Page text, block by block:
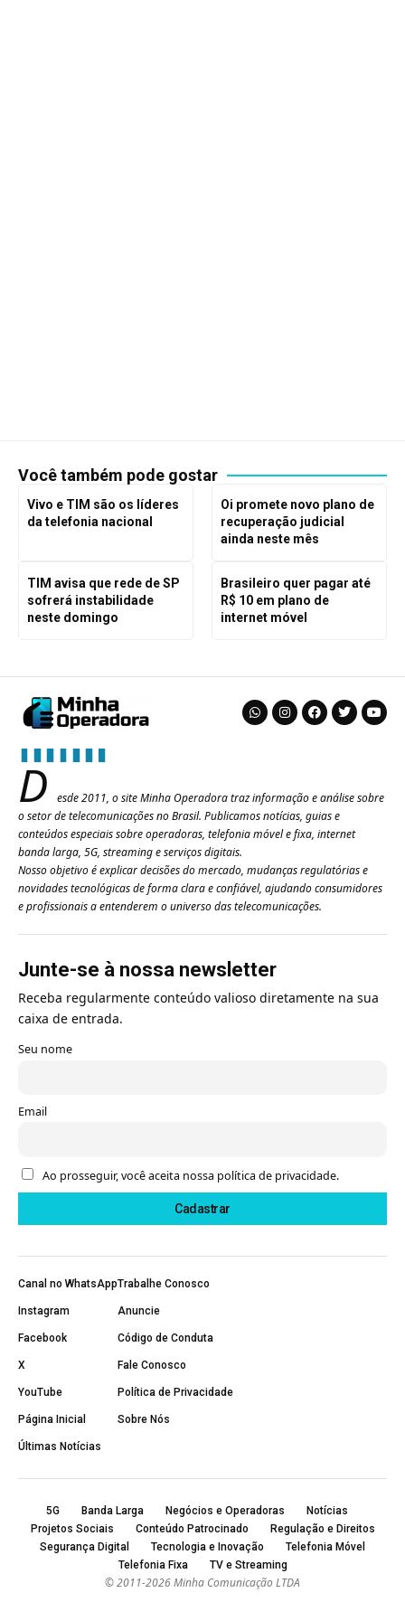
Você também pode gostar
Vivo e TIM são os líderes
da telefonia nacional
Oi promete novo plano de
recuperação judicial
ainda neste mês
TIM avisa que rede de SP
sofrerá instabilidade
neste domingo
Brasileiro quer pagar até
R$ 10 em plano de
internet móvel
D
esde 2011, o site Minha Operadora traz informação e análise sobre
o setor de telecomunicações no Brasil. Publicamos notícias, guias e
conteúdos especiais sobre operadoras, telefonia móvel e fixa, internet
banda larga, 5G, streaming e serviços digitais.
Nosso objetivo é explicar decisões do mercado, mudanças regulatórias e
novidades tecnológicas de forma clara e confiável, ajudando consumidores
e profissionais a entenderem o universo das telecomunicações.
Junte-se à nossa newsletter
Receba regularmente conteúdo valioso diretamente na sua
caixa de entrada.
Seu nome
Email
Ao prosseguir, você aceita nossa política de privacidade.
Canal no WhatsApp
Instagram
Facebook
X
YouTube
Página Inicial
Últimas Notícias
Trabalhe Conosco
Anuncie
Código de Conduta
Fale Conosco
Política de Privacidade
Sobre Nós
5G Banda Larga Negócios e Operadoras
Notícias
Projetos Sociais
Conteúdo Patrocinado
Regulação e Direitos
Segurança Digital
Tecnologia e Inovação
Telefonia Móvel
Telefonia Fixa
TV e Streaming
© 2011-2026 Minha Comunicação LTDA